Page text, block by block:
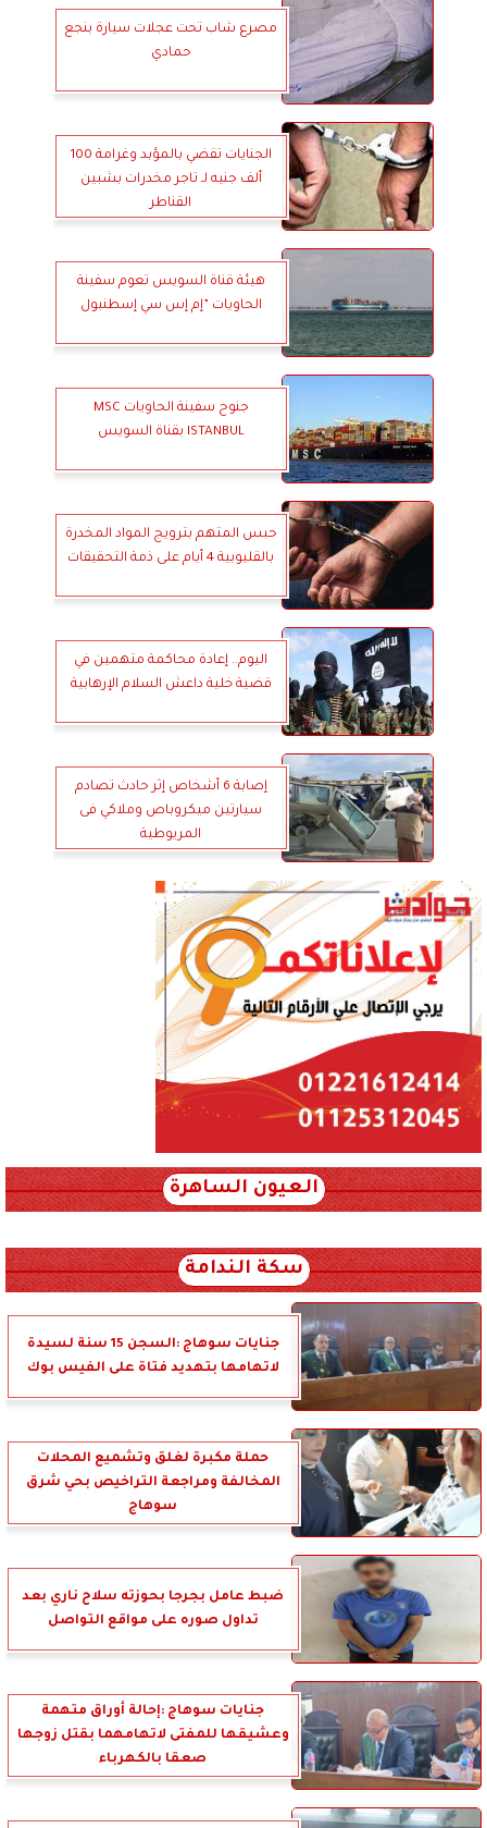
مصرع شاب تحت عجلات سيارة بنجع
حمادي
الجنايات تقضي بالمؤبد وغرامة 100
ألف جنيه لـ تاجر مخدرات بشبين
القناطر
هيئة قناة السويس تعوم سفينة
الحاويات ”إم إس سي إسطنبول
جنوح سفينة الحاويات MSC
ISTANBUL بقناة السويس
حبس المتهم بترويج المواد المخدرة
بالقليوبية 4 أيام على ذمة التحقيقات
اليوم.. إعادة محاكمة متهمين في
قضية خلية داعش السلام الإرهابية
إصابة 6 أشخاص إثر حادث تصادم
سيارتين ميكروباص وملاكي فى
المريوطية
العيون الساهرة
سكة الندامة
جنايات سوهاج :السجن 15 سنة لسيدة
لاتهامها بتهديد فتاة على الفيس بوك
حملة مكبرة لغلق وتشميع المحلات
المخالفة ومراجعة التراخيص بحي شرق
سوهاج
ضبط عامل بجرجا بحوزته سلاح ناري بعد
تداول صوره على مواقع التواصل
جنايات سوهاج :إحالة أوراق متهمة
وعشيقها للمفتى لاتهامهما بقتل زوجها
صعقا بالكهرباء